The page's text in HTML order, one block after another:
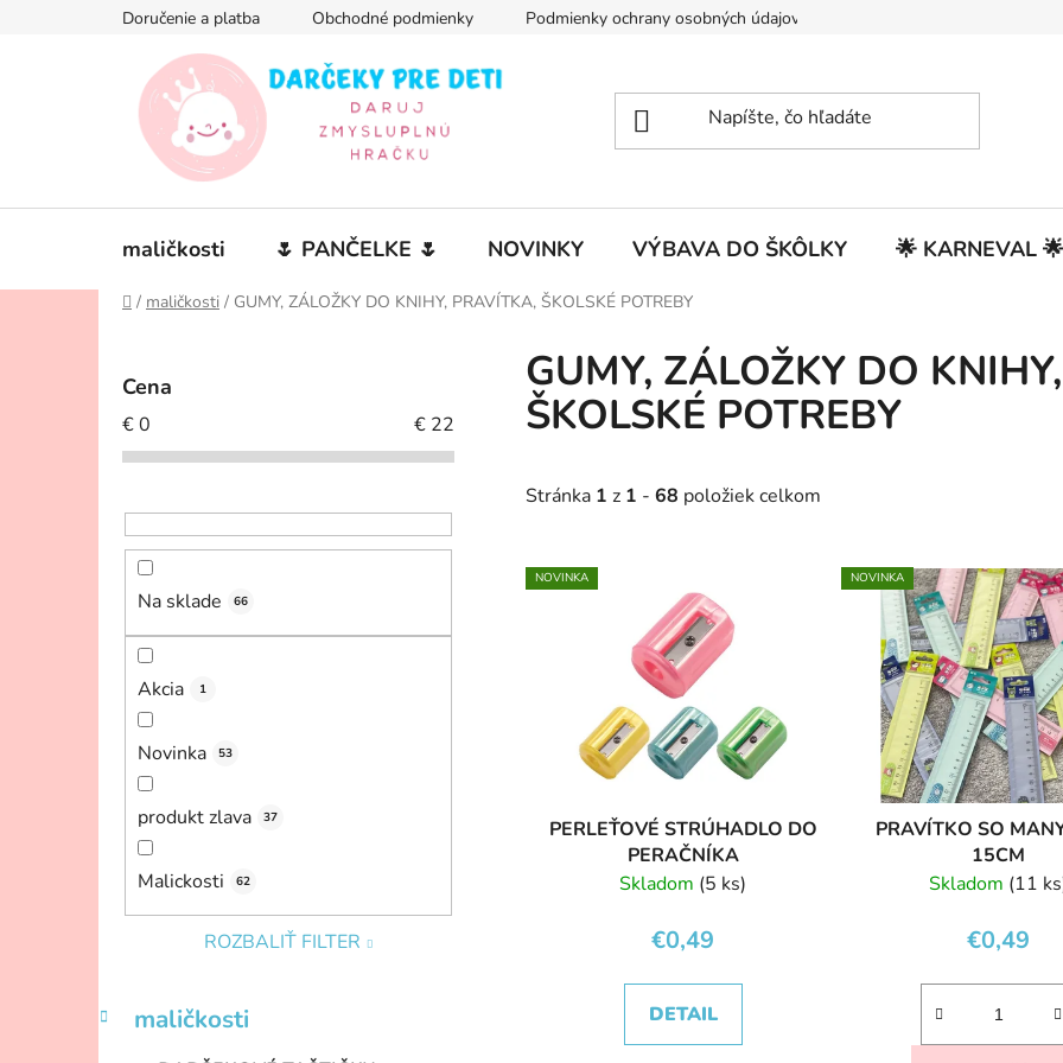
Doručenie a platba Obchodné podmienky Podmienky ochrany osobných údajov
maličkosti 🌷 PANČELKE 🌷 NOVINKY VÝBAVA DO ŠKÔLKY 🌟 KARNEVAL 🌟
Domov
/ maličkosti / GUMY, ZÁLOŽKY DO KNIHY, PRAVÍTKA, ŠKOLSKÉ POTREBY
Cena
€0 € 22
Na sklade 66
Akcia 1
Novinka 53
produkt zlava 37
Malickosti 62
ROZBALIŤ FILTER
Preskočiť
kategórie
K
a
maličkosti
GUMY, ZÁLOŽKY DO
ŠKOLSKÉ POTREBY
Stránka 1 z 1 - 68 položiek celkom
V
ý
NOVINKA
PERLEŤOVÉ STRÚHADLO DO
PERAČNÍKA
Skladom (5 ks)
€0,49
DETAIL
NOVINKA
PRAVÍTKO SO
15CM
Skladom (11
€0,49